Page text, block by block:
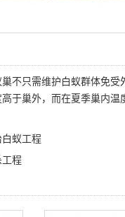
不只需维护白蚁群体免
于巢外，而在夏季巢内温
蚁工程
工程